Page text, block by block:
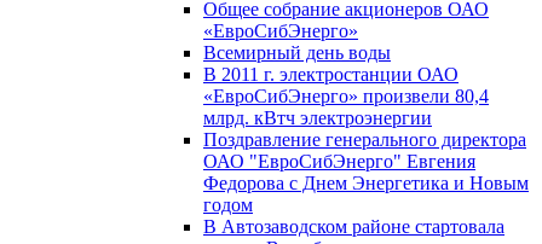
Общее собрание акционеров ОАО
«ЕвроСибЭнерго»
Всемирный день воды
В 2011 г. электростанции ОАО
«ЕвроСибЭнерго» произвели 80,4
млрд. кВтч электроэнергии
Поздравление генерального директора
ОАО "ЕвроСибЭнерго" Евгения
Федорова с Днем Энергетика и Новым
годом
В Автозаводском районе стартовала